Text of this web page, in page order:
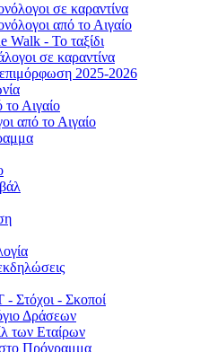
σε καραντίνα
από το Αιγαίο
Walk - Το ταξίδι
σε καραντίνα
2025-2026
Αιγαίο
από το Αιγαίο
- Στόχοι - Σκοποί
Δράσεων
των Εταίρων
Πρόγραμμα